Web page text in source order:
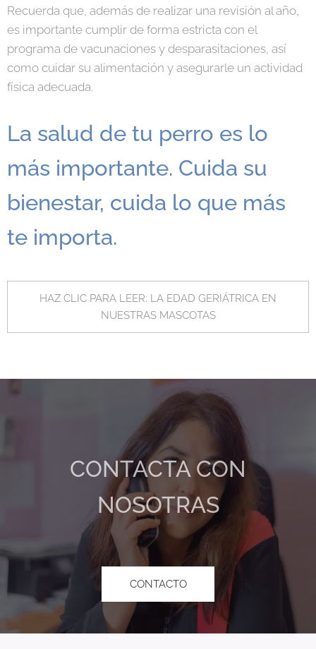
Recuerda que, además de realizar una revisión al año,
es importante cumplir de forma estricta con el
programa de vacunaciones y desparasitaciones, así
como cuidar su alimentación y asegurarle un actividad
física adecuada.
La salud de tu perro es lo
más importante. Cuida su
bienestar, cuida lo que más
te importa.
HAZ CLIC PARA LEER: LA EDAD GERIÁTRICA EN
NUESTRAS MASCOTAS
CONTACTA CON
NOSOTRAS
CONTACTO